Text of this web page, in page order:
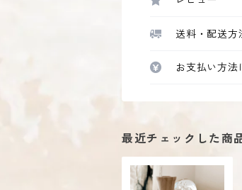
送料・配送方
お支払い方法
最近チェックした商